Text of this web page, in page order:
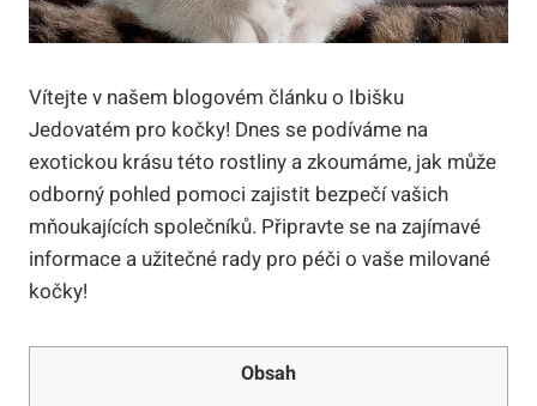
Vítejte v našem blogovém článku o Ibišku
Jedovatém pro kočky! Dnes se podíváme na
exotickou krásu této rostliny a zkoumáme, jak může
odborný pohled pomoci zajistit bezpečí vašich
mňoukajících společníků. Připravte se na zajímavé
informace a užitečné rady pro péči o vaše milované
kočky!
Obsah